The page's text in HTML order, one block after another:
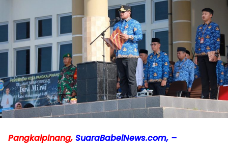
Pangkalpinang, SuaraBabelNews.com, –